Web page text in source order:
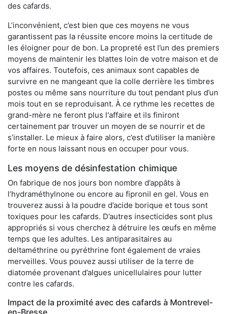
des cafards.
L’inconvénient, c’est bien que ces moyens ne vous
garantissent pas la réussite encore moins la certitude de
les éloigner pour de bon. La propreté est l’un des premiers
moyens de maintenir les blattes loin de votre maison et de
vos affaires. Toutefois, ces animaux sont capables de
survivre en ne mangeant que la colle derrière les timbres
postes ou même sans nourriture du tout pendant plus d’un
mois tout en se reproduisant. À ce rythme les recettes de
grand-mère ne feront plus l'affaire et ils finiront
certainement par trouver un moyen de se nourrir et de
s’installer. Le mieux à faire alors, c’est d’utiliser la manière
forte en nous laissant nous en occuper pour vous.
Les moyens de désinfestation chimique
On fabrique de nos jours bon nombre d’appâts à
l’hydraméthylnone ou encore au fipronil en gel. Vous en
trouverez aussi à la poudre d’acide borique et tous sont
toxiques pour les cafards. D’autres insecticides sont plus
appropriés si vous cherchez à détruire les œufs en même
temps que les adultes. Les antiparasitaires au
deltaméthrine ou pyréthrine font également de vraies
merveilles. Vous pouvez aussi utiliser de la terre de
diatomée provenant d’algues unicellulaires pour lutter
contre les cafards.
Impact de la proximité avec des cafards à Montrevel-
en-Bresse